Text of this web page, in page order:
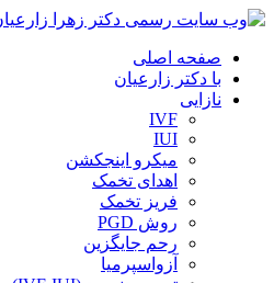
صفحه اصلی
با دکتر زارعیان
نازایی
IVF
IUI
میکرو اینجکشن
اهدای تخمک
فریز تخمک
روش PGD
رحم جایگزین
آزواسپرمیا